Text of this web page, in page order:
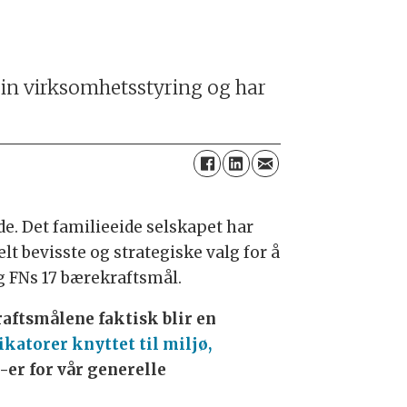
virksomhetsstyring og har
Det familieeide selskapet har
bevisste og strategiske valg for å
FNs 17 bærekraftsmål.
faktisk blir en
knyttet til miljø,
er for vår generelle